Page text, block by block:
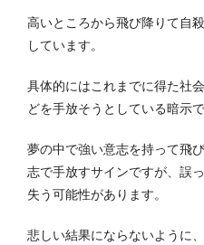
高いところから飛び降りて自殺
しています。
具体的にはこれまでに得た社
どを手放そうとしている暗示で
夢の中で強い意志を持って飛
志で手放すサインですが、誤
失う可能性があります。
悲しい結果にならないように